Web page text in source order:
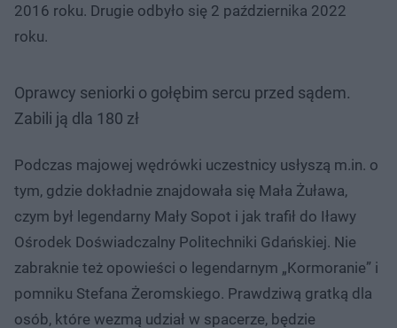
u
u
r
2016 roku. Drugie odbyło się 2 października 2022
roku.
Oprawcy seniorki o gołębim sercu przed sądem.
Zabili ją dla 180 zł
Podczas majowej wędrówki uczestnicy usłyszą m.in. o
tym, gdzie dokładnie znajdowała się Mała Żuława,
czym był legendarny Mały Sopot i jak trafił do Iławy
Ośrodek Doświadczalny Politechniki Gdańskiej. Nie
zabraknie też opowieści o legendarnym „Kormoranie” i
pomniku Stefana Żeromskiego. Prawdziwą gratką dla
osób, które wezmą udział w spacerze, będzie